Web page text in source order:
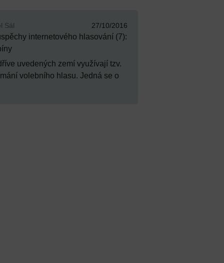
Sál 27/10/2016
internetového hlasování (7):
uvedených zemí využívají tzv.
volebního hlasu. Jedná se o